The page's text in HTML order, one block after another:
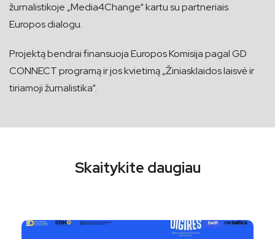
žurnalistikoje „Media4Change“ kartu su partneriais
Europos dialogu.
Projektą bendrai finansuoja Europos Komisija pagal GD
CONNECT programą ir jos kvietimą „Žiniasklaidos laisvė ir
tiriamoji žurnalistika“.
Skaitykite daugiau